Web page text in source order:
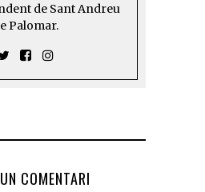
de Sant Andreu
Palomar.
COMENTARI